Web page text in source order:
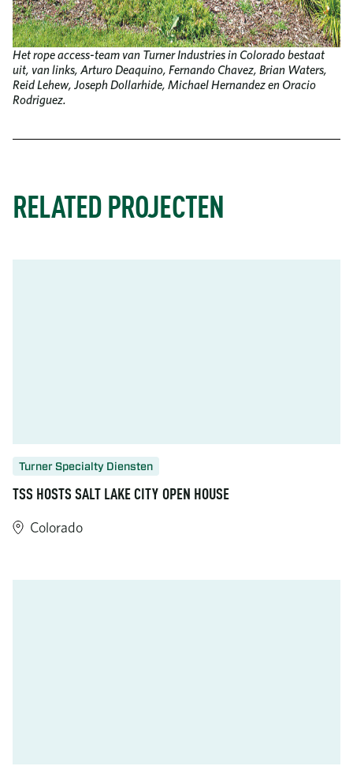
Het rope access-team van Turner Industries in Colorado bestaat
uit, van links, Arturo Deaquino, Fernando Chavez, Brian Waters,
Reid Lehew, Joseph Dollarhide, Michael Hernandez en Oracio
Rodriguez.
RELATED PROJECTEN
Turner Specialty Diensten
TSS HOSTS SALT LAKE CITY OPEN HOUSE
Colorado